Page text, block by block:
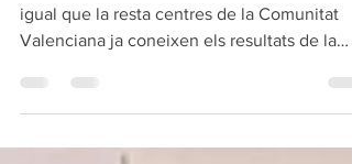
convocatòria
igual que la resta centres de la Comunitat
Valenciana ja coneixen els resultats de la